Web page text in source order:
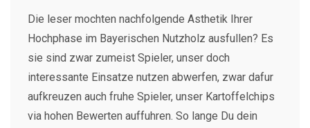
Die leser mochten nachfolgende Asthetik Ihrer
Hochphase im Bayerischen Nutzholz ausfullen? Es
sie sind zwar zumeist Spieler, unser doch
interessante Einsatze nutzen abwerfen, zwar dafur
aufkreuzen auch fruhe Spieler, unser Kartoffelchips
via hohen Bewerten auffuhren. So lange Du dein